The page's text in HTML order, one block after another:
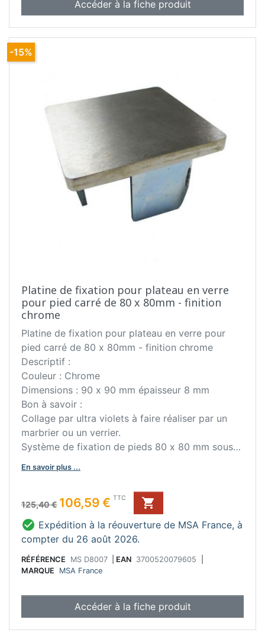
Accéder à la fiche produit
Platine de fixation pour plateau en verre
pour pied carré de 80 x 80mm - finition
chrome
Platine de fixation pour plateau en verre pour
pied carré de 80 x 80mm - finition chrome
Descriptif :
Couleur : Chrome
Dimensions : 90 x 90 mm épaisseur 8 mm
Bon à savoir :
Collage par ultra violets à faire réaliser par un
marbrier ou un verrier.
Système de fixation de pieds 80 x 80 mm sous
un plateau en verre ou en marbre.
Conseil d'entretien :
Ne pas utiliser de produit abrasif.
En savoir plus ...
Prix de base
125,40 €
Prix 106,59 € TTC

 Expédition à la réouverture de MSA France, à
compter du 26 août 2026.
RÉFÉRENCE MS D8007 EAN 3700520079605
MARQUE
MSA France
Accéder à la fiche produit
-15%